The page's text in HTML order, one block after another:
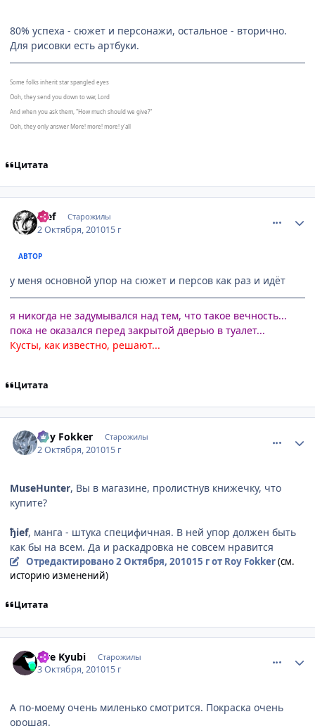
80% успеха - сюжет и персонажи, остальное - вторично.
Для рисовки есть артбуки.
Some folks inherit star spangled eyes
Ooh, they send you down to war, Lord
And when you ask them, "How much should we give?"
Ooh, they only answer More! more! more! y'all
Цитата
ђief Старожилы
2 Октября, 201015 г
АВТОР
у меня основной упор на сюжет и персов как раз и идёт
я никогда не задумывался над тем, что такое вечность...
пока не оказался перед закрытой дверью в туалет...
Кусты, как известно, решают...
Цитата
Roy Fokker Старожилы
2 Октября, 201015 г
MuseHunter, Вы в магазине, пролистнув книжечку, что
купите?
ђief, манга - штука специфичная. В ней упор должен быть
как бы на всем. Да и раскадровка не совсем нравится
Отредактировано2 Октября, 201015 гот Roy Fokker(см.
историю изменений)
Цитата
Fire Kyubi Старожилы
3 Октября, 201015 г
А по-моему очень миленько смотрится. Покраска очень
орошая.